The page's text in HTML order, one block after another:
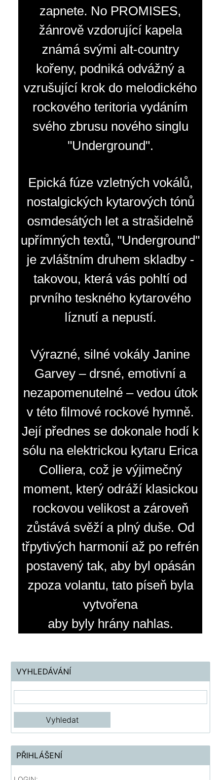
zapnete. No PROMISES,
žánrově vzdorující kapela
známá svými alt-country
kořeny, podniká odvážný a
vzrušující krok do melodického
rockového teritoria vydáním
svého zbrusu nového singlu
"Underground".
Epická fúze vzletných vokálů,
nostalgických kytarových tónů
osmdesátých let a strašidelně
upřímných textů, "Underground"
je zvláštním druhem skladby -
takovou, která vás pohltí od
prvního teskného kytarového
líznutí a nepustí.
Výrazné, silné vokály Janine
Garvey – drsné, emotivní a
nezapomenutelné – vedou útok
v této filmové rockové hymně.
Její přednes se dokonale hodí k
sólu na elektrickou kytaru Erica
Colliera, což je výjimečný
moment, který odráží klasickou
rockovou velikost a zároveň
zůstává svěží a plný duše. Od
třpytivých harmonií až po refrén
postavený tak, aby byl opásán
zpoza volantu, tato píseň byla
vytvořena
aby byly hrány nahlas.
VYHLEDÁVÁNÍ
PŘIHLÁŠENÍ